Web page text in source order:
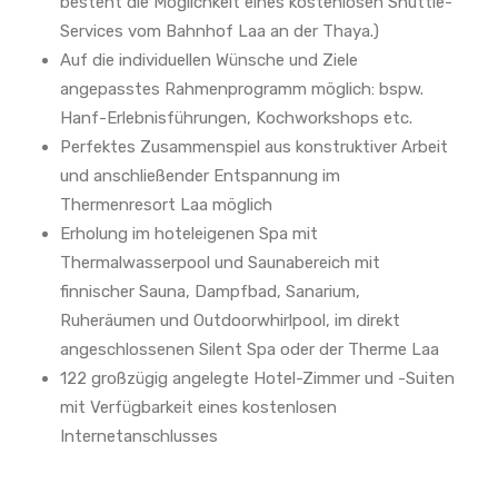
Services vom Bahnhof Laa an der Thaya.)
Auf die individuellen Wünsche und Ziele
angepasstes Rahmenprogramm möglich: bspw.
Hanf-Erlebnisführungen, Kochworkshops etc.
Perfektes Zusammenspiel aus konstruktiver Arbeit
und anschließender Entspannung im
Thermenresort Laa möglich
Erholung im hoteleigenen Spa mit
Thermalwasserpool und Saunabereich mit
finnischer Sauna, Dampfbad, Sanarium,
Ruheräumen und Outdoorwhirlpool, im direkt
angeschlossenen Silent Spa oder der Therme Laa
122 großzügig angelegte Hotel-Zimmer und -Suiten
mit Verfügbarkeit eines kostenlosen
Internetanschlusses